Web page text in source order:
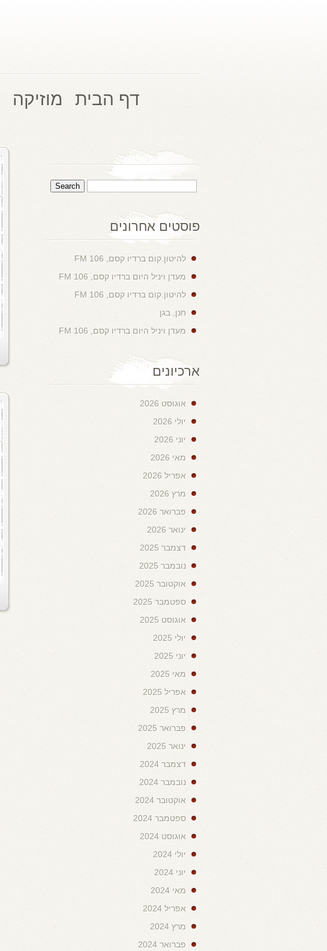
דף הבית מוזיקה
פוסטים אחרונים
להיטון.קום ברדיו קסם, 106 FM
מעדן ויניל היום ברדיו קסם, 106 FM
להיטון.קום ברדיו קסם, 106 FM
חנן, בגן
מעדן ויניל היום ברדיו קסם, 106 FM
ארכיונים
אוגוסט 2026
יולי 2026
יוני 2026
מאי 2026
אפריל 2026
מרץ 2026
פברואר 2026
ינואר 2026
דצמבר 2025
נובמבר 2025
אוקטובר 2025
ספטמבר 2025
אוגוסט 2025
יולי 2025
יוני 2025
מאי 2025
אפריל 2025
מרץ 2025
פברואר 2025
ינואר 2025
דצמבר 2024
נובמבר 2024
אוקטובר 2024
ספטמבר 2024
אוגוסט 2024
יולי 2024
יוני 2024
מאי 2024
אפריל 2024
מרץ 2024
פברואר 2024